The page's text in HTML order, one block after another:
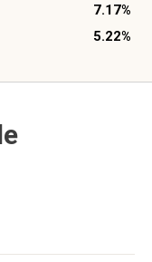
7.17%
5.22%